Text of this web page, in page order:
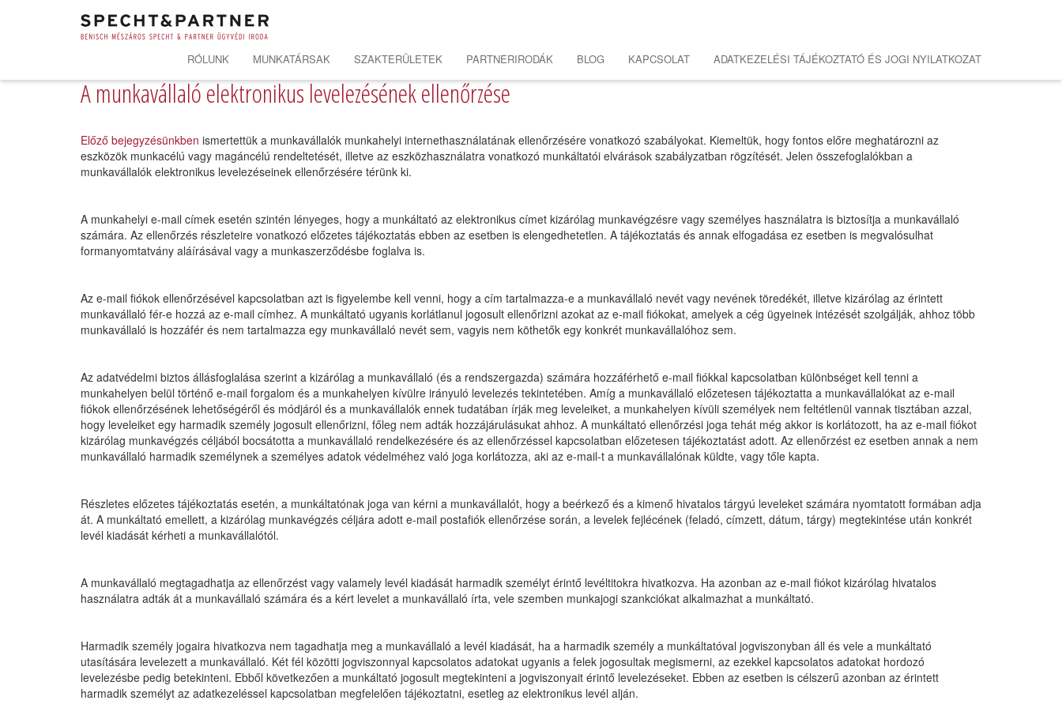
RÓLUNK MUNKATÁRSAK SZAKTERÜLETEK PARTNERIRODÁK BLOG KAPCSOLAT ADATKEZELÉSI TÁJÉKOZTATÓ ÉS JOGI NYILATKOZAT
A munkavállaló elektronikus levelezésének ellenőrzése
Előző bejegyzésünkben ismertettük a munkavállalók munkahelyi internethasználatának ellenőrzésére vonatkozó szabályokat. Kiemeltük, hogy fontos előre meghatározni az
eszközök munkacélú vagy magáncélú rendeltetését, illetve az eszközhasználatra vonatkozó munkáltatói elvárások szabályzatban rögzítését. Jelen összefoglalókban a
munkavállalók elektronikus levelezéseinek ellenőrzésére térünk ki.
A munkahelyi e-mail címek esetén szintén lényeges, hogy a munkáltató az elektronikus címet kizárólag munkavégzésre vagy személyes használatra is biztosítja a munkavállaló
számára. Az ellenőrzés részleteire vonatkozó előzetes tájékoztatás ebben az esetben is elengedhetetlen. A tájékoztatás és annak elfogadása ez esetben is megvalósulhat
formanyomtatvány aláírásával vagy a munkaszerződésbe foglalva is.
Az e-mail fiókok ellenőrzésével kapcsolatban azt is figyelembe kell venni, hogy a cím tartalmazza-e a munkavállaló nevét vagy nevének töredékét, illetve kizárólag az érintett
munkavállaló fér-e hozzá az e-mail címhez. A munkáltató ugyanis korlátlanul jogosult ellenőrizni azokat az e-mail fiókokat, amelyek a cég ügyeinek intézését szolgálják, ahhoz több
munkavállaló is hozzáfér és nem tartalmazza egy munkavállaló nevét sem, vagyis nem köthetők egy konkrét munkavállalóhoz sem.
Az adatvédelmi biztos állásfoglalása szerint a kizárólag a munkavállaló (és a rendszergazda) számára hozzáférhető e-mail fiókkal kapcsolatban különbséget kell tenni a
munkahelyen belül történő e-mail forgalom és a munkahelyen kívülre irányuló levelezés tekintetében. Amíg a munkavállaló előzetesen tájékoztatta a munkavállalókat az e-mail
fiókok ellenőrzésének lehetőségéről és módjáról és a munkavállalók ennek tudatában írják meg leveleiket, a munkahelyen kívüli személyek nem feltétlenül vannak tisztában azzal,
hogy leveleiket egy harmadik személy jogosult ellenőrizni, főleg nem adták hozzájárulásukat ahhoz. A munkáltató ellenőrzési joga tehát még akkor is korlátozott, ha az e-mail fiókot
kizárólag munkavégzés céljából bocsátotta a munkavállaló rendelkezésére és az ellenőrzéssel kapcsolatban előzetesen tájékoztatást adott. Az ellenőrzést ez esetben annak a nem
munkavállaló harmadik személynek a személyes adatok védelméhez való joga korlátozza, aki az e-mail-t a munkavállalónak küldte, vagy tőle kapta.
Részletes előzetes tájékoztatás esetén, a munkáltatónak joga van kérni a munkavállalót, hogy a beérkező és a kimenő hivatalos tárgyú leveleket számára nyomtatott formában adja
át. A munkáltató emellett, a kizárólag munkavégzés céljára adott e-mail postafiók ellenőrzése során, a levelek fejlécének (feladó, címzett, dátum, tárgy) megtekintése után konkrét
levél kiadását kérheti a munkavállalótól.
A munkavállaló megtagadhatja az ellenőrzést vagy valamely levél kiadását harmadik személyt érintő levéltitokra hivatkozva. Ha azonban az e-mail fiókot kizárólag hivatalos
használatra adták át a munkavállaló számára és a kért levelet a munkavállaló írta, vele szemben munkajogi szankciókat alkalmazhat a munkáltató.
Harmadik személy jogaira hivatkozva nem tagadhatja meg a munkavállaló a levél kiadását, ha a harmadik személy a munkáltatóval jogviszonyban áll és vele a munkáltató
utasítására levelezett a munkavállaló. Két fél közötti jogviszonnyal kapcsolatos adatokat ugyanis a felek jogosultak megismerni, az ezekkel kapcsolatos adatokat hordozó
levelezésbe pedig betekinteni. Ebből következően a munkáltató jogosult megtekinteni a jogviszonyait érintő levelezéseket. Ebben az esetben is célszerű azonban az érintett
harmadik személyt az adatkezeléssel kapcsolatban megfelelően tájékoztatni, esetleg az elektronikus levél alján.